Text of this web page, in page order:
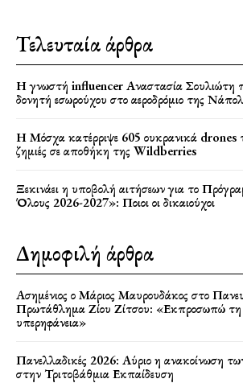
Τελευταία άρθρα
Η γνωστή influencer Αναστασία Σουλιώτη
δονητή εσωρούχου στο αεροδρόμιο της
Η Μόσχα κατέρριψε 605 ουκρανικά drones
ζημιές σε αποθήκη της Wildberries
Ξεκινάει η υποβολή αιτήσεων για το
Όλους 2026-2027»: Ποιοι οι δικαιούχοι
Δημοφιλή άρθρα
Ασημένιος ο Μάριος Μαυρουδάκος στο
Πρωτάθλημα Ζίου Ζίτσου: «Εκπροσωπώ
υπερηφάνεια»
Πανελλαδικές 2026: Αύριο η ανακοίνωση
στην Τριτοβάθμια Εκπαίδευση